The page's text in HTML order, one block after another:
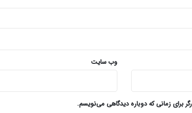
وب‌ سایت
برای زمانی که دوباره دیدگاهی می‌نویسم.